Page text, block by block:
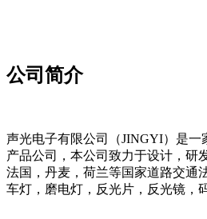
公司简介
声光电子有限公司（JINGYI）是一
产品公司，本公司致力于设计，研
法国，丹麦，荷兰等国家道路交通
车灯，磨电灯，反光片，反光镜，